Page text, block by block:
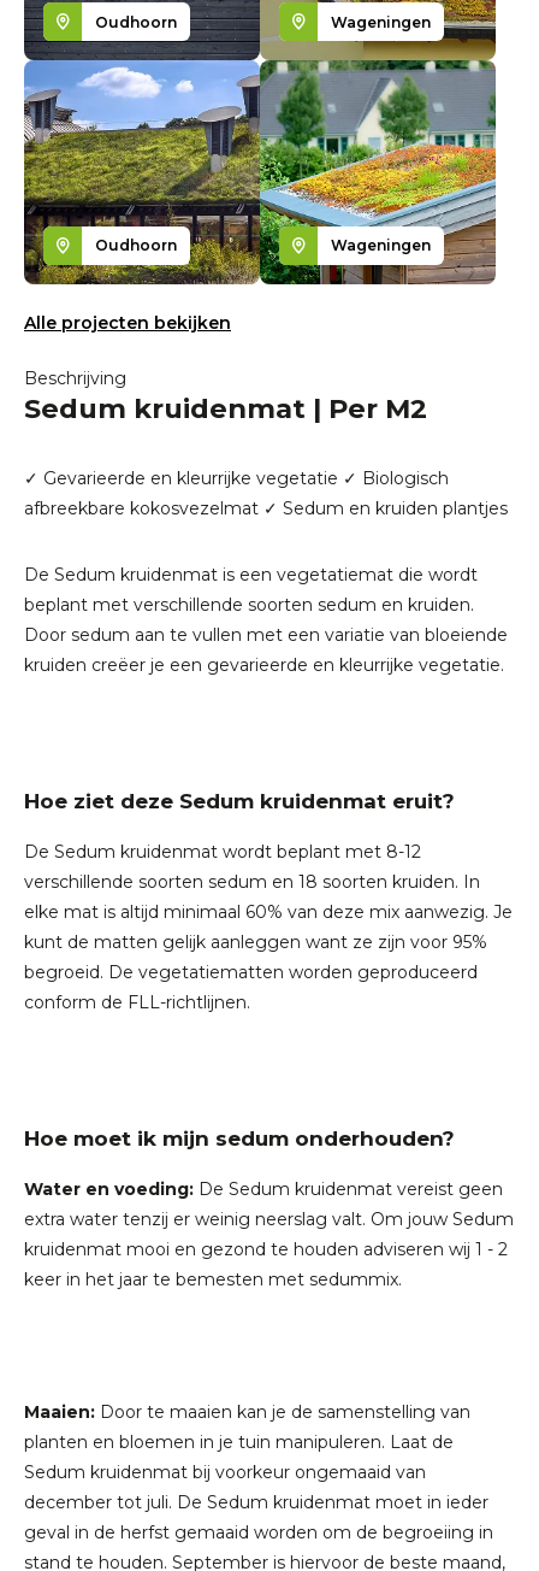
Oudhoorn Wageningen
Oudhoorn Wageningen
Alle projecten bekijken
Beschrijving
Sedum kruidenmat | Per M2
✓ Gevarieerde en kleurrijke vegetatie ✓ Biologisch
afbreekbare kokosvezelmat ✓ Sedum en kruiden plantjes
De Sedum kruidenmat is een vegetatiemat die wordt
beplant met verschillende soorten sedum en kruiden.
Door sedum aan te vullen met een variatie van bloeiende
kruiden creëer je een gevarieerde en kleurrijke vegetatie.
Hoe ziet deze Sedum kruidenmat eruit?
De Sedum kruidenmat wordt beplant met 8-12
verschillende soorten sedum en 18 soorten kruiden. In
elke mat is altijd minimaal 60% van deze mix aanwezig. Je
kunt de matten gelijk aanleggen want ze zijn voor 95%
begroeid. De vegetatiematten worden geproduceerd
conform de FLL-richtlijnen.
Hoe moet ik mijn sedum onderhouden?
Water en voeding: De Sedum kruidenmat vereist geen
extra water tenzij er weinig neerslag valt. Om jouw Sedum
kruidenmat mooi en gezond te houden adviseren wij 1 - 2
keer in het jaar te bemesten met sedummix.
Maaien: Door te maaien kan je de samenstelling van
planten en bloemen in je tuin manipuleren. Laat de
Sedum kruidenmat bij voorkeur ongemaaid van
december tot juli. De Sedum kruidenmat moet in ieder
geval in de herfst gemaaid worden om de begroeiing in
stand te houden. September is hiervoor de beste maand,